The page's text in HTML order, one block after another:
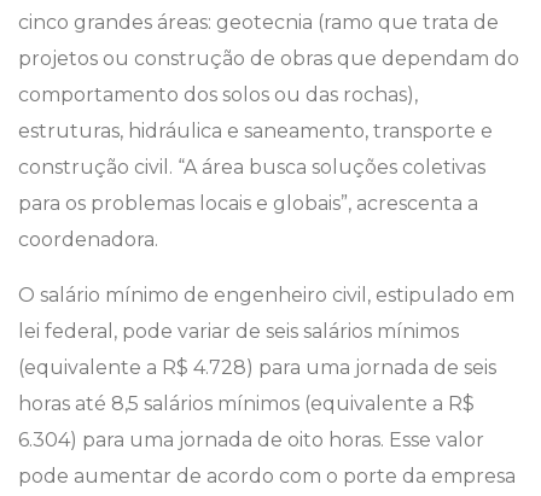
cinco grandes áreas: geotecnia (ramo que trata de
projetos ou construção de obras que dependam do
comportamento dos solos ou das rochas),
estruturas, hidráulica e saneamento, transporte e
construção civil. “A área busca soluções coletivas
para os problemas locais e globais”, acrescenta a
coordenadora.
O salário mínimo de engenheiro civil, estipulado em
lei federal, pode variar de seis salários mínimos
(equivalente a R$ 4.728) para uma jornada de seis
horas até 8,5 salários mínimos (equivalente a R$
6.304) para uma jornada de oito horas. Esse valor
pode aumentar de acordo com o porte da empresa